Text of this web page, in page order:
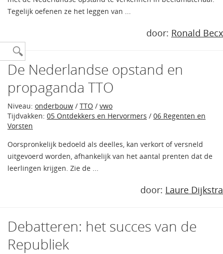
Tegelijk oefenen ze het leggen van ...
door: Ronald Becx
De Nederlandse opstand en
propaganda TTO
Niveau: onderbouw / TTO / vwo
Tijdvakken: 05 Ontdekkers en Hervormers / 06 Regenten en
Vorsten
Oorspronkelijk bedoeld als deelles, kan verkort of versneld
uitgevoerd worden, afhankelijk van het aantal prenten dat de
leerlingen krijgen. Zie de ...
door: Laure Dijkstra
Debatteren: het succes van de
Republiek